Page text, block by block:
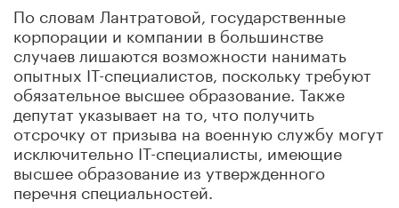
По словам Лантратовой, государственные
корпорации и компании в большинстве
случаев лишаются возможности нанимать
опытных IT-специалистов, поскольку требуют
обязательное высшее образование. Также
депутат указывает на то, что получить
отсрочку от призыва на военную службу могут
исключительно ІТ-специалисты, имеющие
высшее образование из утвержденного
перечня специальностей.